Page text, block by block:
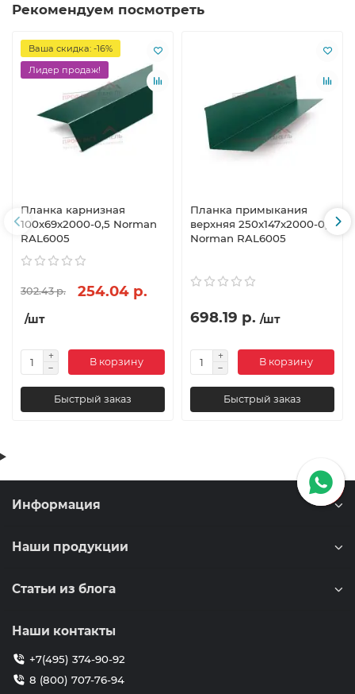
Рекомендуем посмотреть
Ваша скидка: -16%
Лидер продаж!
Планка карнизная
100х69х2000-0,5 Norman
RAL6005
302.43 р. 254.04 р.
/шт
В корзину
Быстрый заказ
Планка примыкания
верхняя 250х147х2000-0,5
Norman RAL6005
698.19 р. /шт
В корзину
Быстрый заказ
Информация
Наши продукции
Статьи из блога
Наши контакты
+7(495) 374-90-92
8 (800) 707-76-94